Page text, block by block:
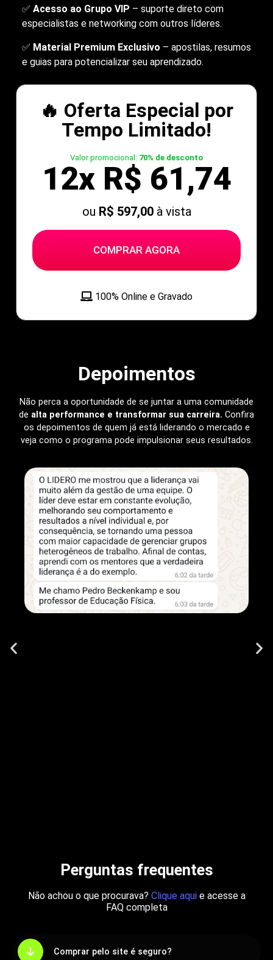
✅ Acesso ao Grupo VIP – suporte direto com
especialistas e networking com outros líderes.
✅ Material Premium Exclusivo – apostilas, resumos
e guias para potencializar seu aprendizado.
🔥 Oferta Especial por
Tempo Limitado!
Valor promocional: 70% de desconto
12x R$ 61,74
ou R$ 597,00à vista
COMPRAR AGORA
100% Online e Gravado
Depoimentos
Não perca a oportunidade de se juntar a uma comunidade
de alta performance e transformar sua carreira. Confira
os depoimentos de quem já está liderando o mercado e
veja como o programa pode impulsionar seus resultados.
Perguntas frequentes
Não achou o que procurava? Clique aquie acesse a
FAQ completa
Comprar pelo site é seguro?